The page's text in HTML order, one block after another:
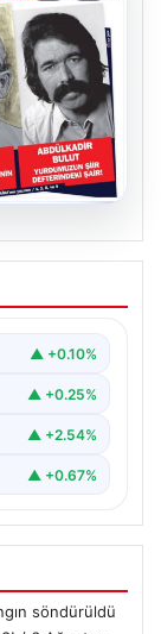
▲ +0.10%
▲ +0.25%
▲ +2.54%
▲ +0.67%
söndürüldü